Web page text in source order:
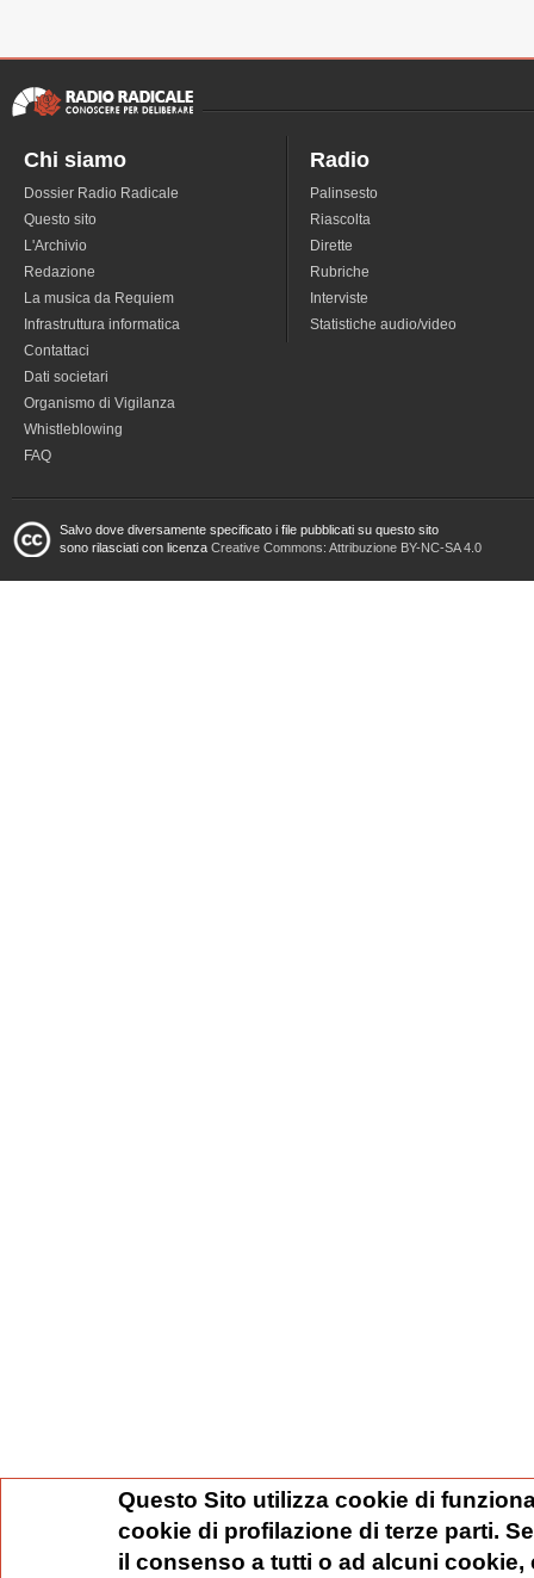
Chi siamo
Dossier Radio Radicale
Questo sito
L'Archivio
Redazione
La musica da Requiem
Infrastruttura informatica
Contattaci
Dati societari
Organismo di Vigilanza
Whistleblowing
FAQ
Radio
Palinsesto
Riascolta
Dirette
Rubriche
Interviste
Statistiche audio/video
Salvo dove diversamente specificato i file pubblicati su questo sito
sono rilasciati con licenza Creative Commons: Attribuzione BY-NC-SA 4.0
Questo Sito utilizza cookie di
cookie di profilazione di terze parti.
il consenso a tutti o ad alcuni